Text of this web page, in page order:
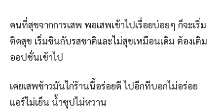
คนที่สุขจากการเสพ พอเสพเข้าไปเรื่อยบ่อยๆ ก็จะเริ่ม
ติดสุข เริ่มชินกับรสชาติและไม่สุขเหมือนเดิม ต้องเติม
ออปชั่นเข้าไป
เคยเสพข้าวมันไก่ร้านนี้อร่อยดี ไปอีกทีบอกไม่อร่อย
แอร์ไม่เย็น น้ำซุปไม่หวาน